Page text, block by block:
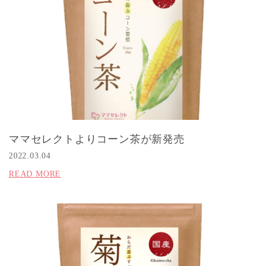
ママセレクトよりコーン茶が新発売
2022.03.04
READ MORE